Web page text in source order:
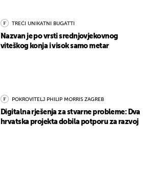
TREĆI UNIKATNI BUGATTI
Nazvan je po vrsti srednjovjekovnog
viteškog konja i visok samo metar
POKROVITELJ PHILIP MORRIS ZAGREB
Digitalna rješenja za stvarne probleme: Dva
hrvatska projekta dobila potporu za razvoj